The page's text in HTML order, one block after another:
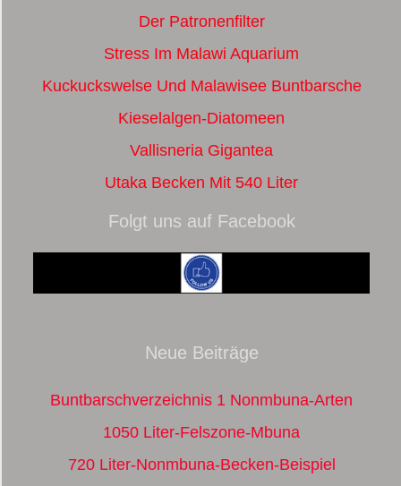
Der Patronenfilter
Stress Im Malawi Aquarium
Kuckuckswelse Und Malawisee Buntbarsche
Kieselalgen-Diatomeen
Vallisneria Gigantea
Utaka Becken Mit 540 Liter
Folgt uns auf Facebook
Neue Beiträge
Buntbarschverzeichnis 1 Nonmbuna-Arten
1050 Liter-Felszone-Mbuna
720 Liter-Nonmbuna-Becken-Beispiel